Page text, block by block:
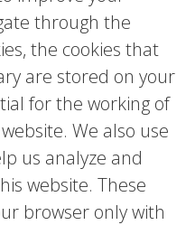
through the
the cookies that
are stored on your
for the working of
We also use
us analyze and
website. These
browser only with